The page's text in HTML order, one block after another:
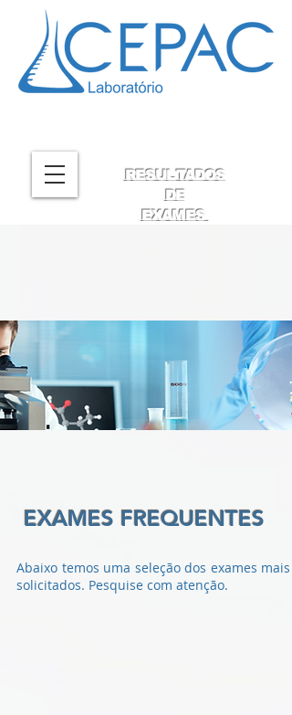
RESULTADOS
DE
EXAMES
DIREITOS E DEVERES
EXAMES FREQUENTES
Abaixo temos uma seleção dos exames mais
solicitados. Pesquise com atenção.